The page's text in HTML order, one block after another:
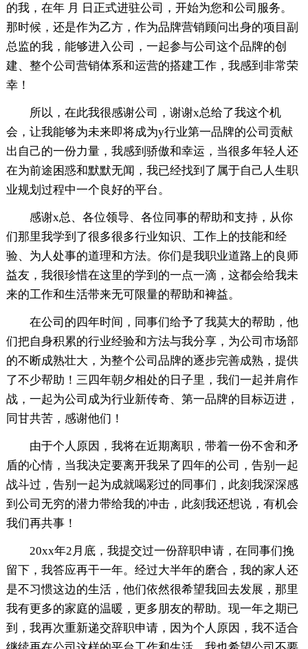
的我，在年 月 日正式进驻公司，开始为您和公司服务。
那时候，还是作为乙方，作为品牌营销顾问出身的项目副
总监的我，能够进入公司，一起参与公司这个品牌的创
建、整个公司营销体系和运营的搭建工作，我感到非常荣
幸！
所以，在此我很感谢公司，谢谢x总给了我这个机
会，让我能够为未来即将成为y行业第一品牌的公司贡献
出自己的一份力量，我感到骄傲和幸运，当很多年轻人还
在为前途困惑和默默无闻，我已经找到了属于自己人生职
业规划过程中一个良好的平台。
感谢x总、各位领导、各位同事的帮助和支持，从你
们那里我学到了很多很多行业知识、工作上的技能和经
验、为人处事的道理和方法。你们是我职业道路上的良师
益友，我很珍惜在这里的学到的一点一滴，这都会给我未
来的工作和生活带来无可限量的帮助和裨益。
在公司的四年时间，同事们给予了我莫大的帮助，他
们把自身积累的行业经验和方法与我分享，为公司市场部
的不断成熟壮大，为整个公司品牌的逐步完善成熟，提供
了不少帮助！三四年朝夕相处的日子里，我们一起并肩作
战，一起为公司成为行业新传奇、第一品牌的目标迈进，
同甘共苦，感谢他们！
由于个人原因，我将在近期离职，带着一份不舍和矛
盾的心情，当我决定要离开我呆了四年的公司，告别一起
战斗过，告别一起为成就喝彩过的同事们，此刻我深深感
到公司无穷的潜力带给我的冲击，此刻我还想说，有机会
我们再共事！
20xx年2月底，我提交过一份辞职申请，在同事们挽
留下，我答应再干一年。经过大半年的磨合，我的家人还
是不习惯这边的生活，他们依然很希望我回去发展，那里
我有更多的家庭的温暖，更多朋友的帮助。现一年之期已
到，我再次重新递交辞职申请，因为个人原因，我不适合